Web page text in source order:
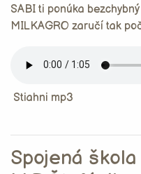
SABI ti ponúka
MILKAGRO zaručí tak
Stiahni mp3
Spojená